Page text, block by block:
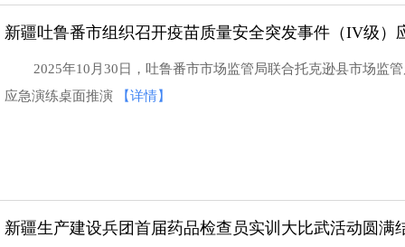
新疆吐鲁番市组织召开疫苗质量安全突发事件（IV级）
2025年10月30日，吐鲁番市市场监管局联合托克逊县市场监
应急演练桌面推演
【详情】
新疆生产建设兵团首届药品检查员实训大比武活动圆满